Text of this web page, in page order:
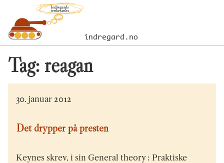
indregard.no
Tag: reagan
30. januar 2012
Det drypper på presten
Keynes skrev, i sin General theory : Praktiske